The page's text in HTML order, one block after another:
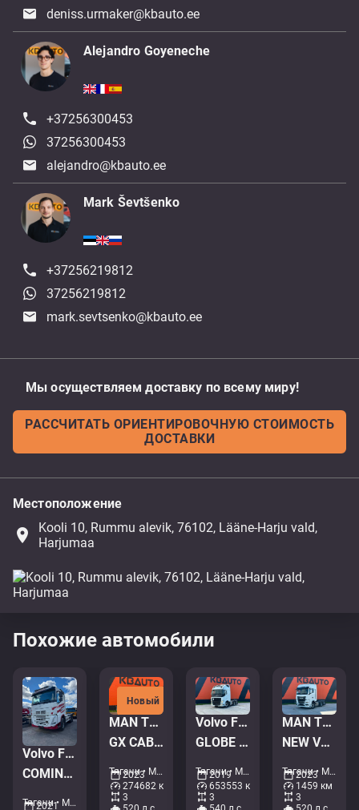
deniss.urmaker@kbauto.ee
Alejandro Goyeneche
+37256300453
37256300453
alejandro@kbauto.ee
Mark Ševtšenko
+37256219812
37256219812
mark.sevtsenko@kbauto.ee
Мы осуществляем доставку по всему миру!
РАССЧИТАТЬ ОРИЕНТИРОВОЧНУЮ СТОИМОСТЬ
ДОСТАВКИ
Местоположение
place
Kooli 10, Rummu alevik, 76102, Lääne-Harju vald,
Harjumaa
Похожие автомобили
Volvo FH 460 6x4
COMING IN TWO WEEKS / LNG / HYDRAULICS / RETARDER / TANDEM AXLE LIFT
Тягачи • M288-9761
2021
Новый
MAN TGX 28.520 6x2
GX CAB / INTARDER / DOUBLE BOGIE
Тягачи • M523-8199
2023
274682 км
3
Volvo FH 540 6x2
GLOBE XL / DOUBLE BOGIE
Тягачи • M287-7719
2019
653553 км
3
MAN TGX 28.520 6x2
NEW VEHICLE ! / GX CAB / INTARDER / DOUBLE BOGIE
Тягачи • M521-6765
2023
1459 км
3